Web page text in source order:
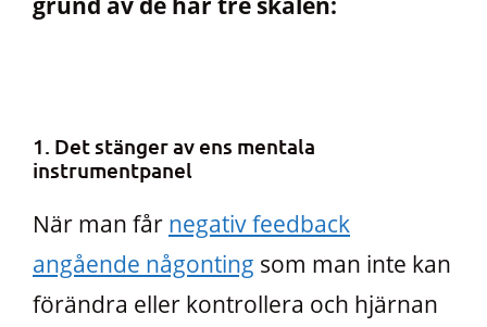
1. Det stänger av ens mentala
instrumentpanel
När man får negativ feedback
angående någonting som man inte kan
förändra eller kontrollera och hjärnan